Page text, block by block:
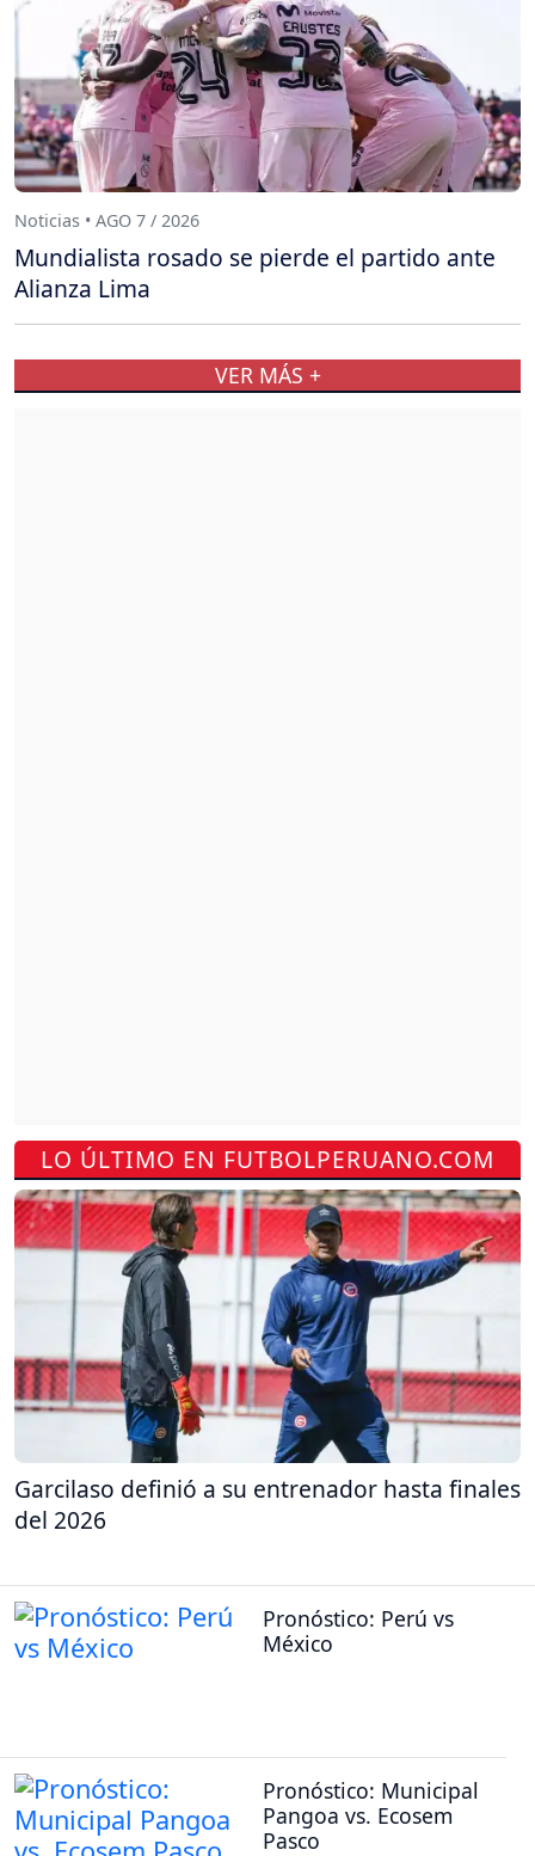
LO ÚLTIMO EN FUTBOLPERUANO.COM
Garcilaso definió a su entrenador hasta finales
del 2026
Pronóstico: Perú vs
México
Pronóstico: Municipal
Pangoa vs. Ecosem
Pasco
Noticias • AGO 7 / 2026
Mundialista rosado se pierde el partido ante
Alianza Lima
VER MÁS +